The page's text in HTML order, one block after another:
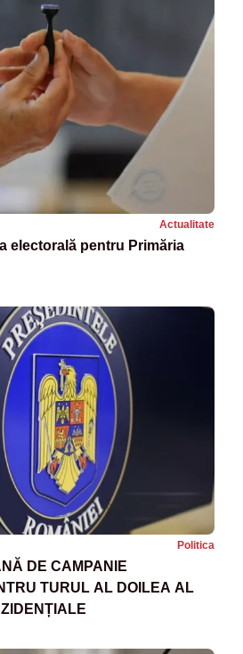
Actualitate
electorală pentru Primăria
Politica
DE CAMPANIE
TURUL AL DOILEA AL